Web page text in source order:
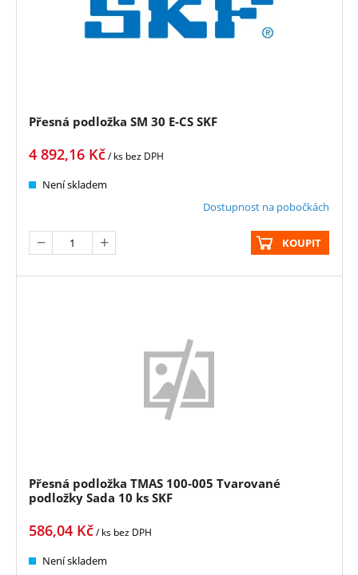
Přesná podložka SM 30 E-CS SKF
4 892,16 Kč/ ks bez DPH
Není skladem
Dostupnost na pobočkách
KOUPIT
Přesná podložka TMAS 100-005 Tvarované
podložky Sada 10 ks SKF
586,04 Kč/ ks bez DPH
Není skladem